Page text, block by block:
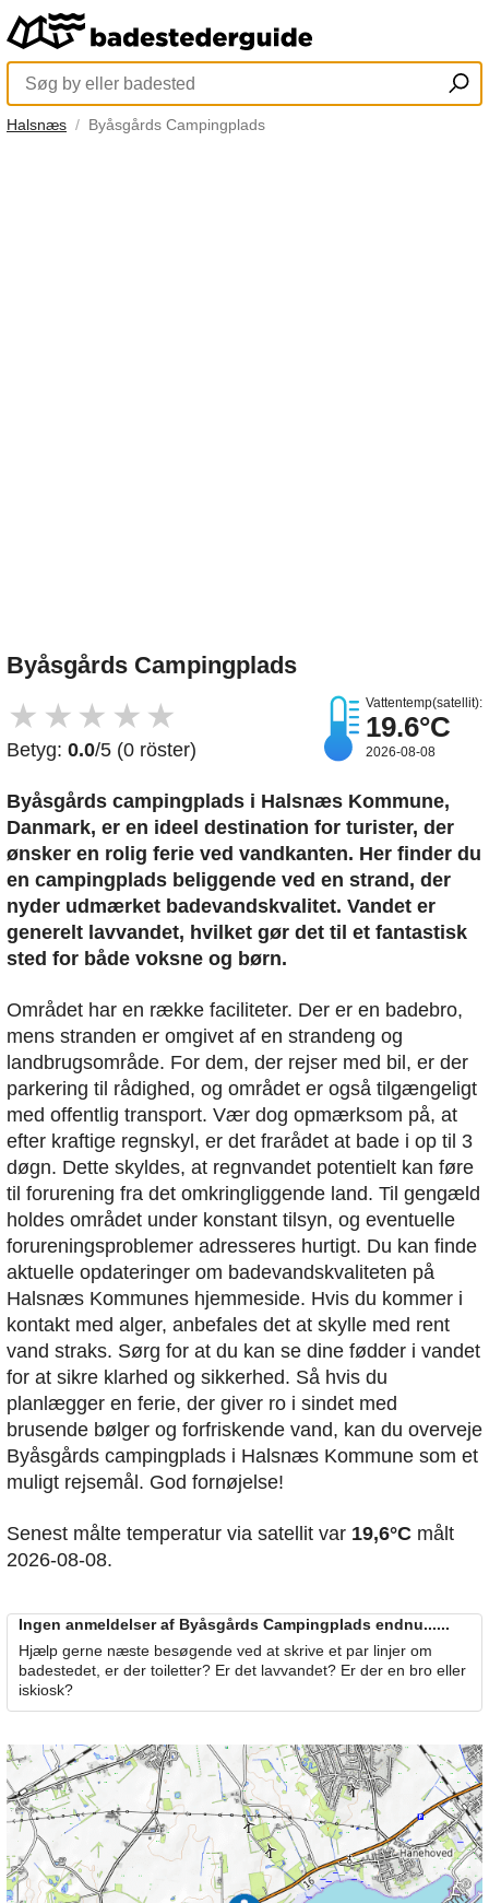
Halsnæs Byåsgårds Campingplads
Byåsgårds Campingplads
★ ★ ★ ★ ★
Betyg: 0.0/5 (0 röster)
Vattentemp(satellit):
19.6°C
2026-08-08
Byåsgårds campingplads i Halsnæs Kommune,
Danmark, er en ideel destination for turister, der
ønsker en rolig ferie ved vandkanten. Her finder du
en campingplads beliggende ved en strand, der
nyder udmærket badevandskvalitet. Vandet er
generelt lavvandet, hvilket gør det til et fantastisk
sted for både voksne og børn.
Området har en række faciliteter. Der er en badebro,
mens stranden er omgivet af en strandeng og
landbrugsområde. For dem, der rejser med bil, er der
parkering til rådighed, og området er også tilgængeligt
med offentlig transport. Vær dog opmærksom på, at
efter kraftige regnskyl, er det frarådet at bade i op til 3
døgn. Dette skyldes, at regnvandet potentielt kan føre
til forurening fra det omkringliggende land. Til gengæld
holdes området under konstant tilsyn, og eventuelle
forureningsproblemer adresseres hurtigt. Du kan finde
aktuelle opdateringer om badevandskvaliteten på
Halsnæs Kommunes hjemmeside. Hvis du kommer i
kontakt med alger, anbefales det at skylle med rent
vand straks. Sørg for at du kan se dine fødder i vandet
for at sikre klarhed og sikkerhed. Så hvis du
planlægger en ferie, der giver ro i sindet med
brusende bølger og forfriskende vand, kan du overveje
Byåsgårds campingplads i Halsnæs Kommune som et
muligt rejsemål. God fornøjelse!
Senest målte temperatur via satellit var 19,6°C målt
2026-08-08.
Ingen anmeldelser af Byåsgårds Campingplads endnu......
Hjælp gerne næste besøgende ved at skrive et par linjer om
badestedet, er der toiletter? Er det lavvandet? Er der en bro eller
iskiosk?